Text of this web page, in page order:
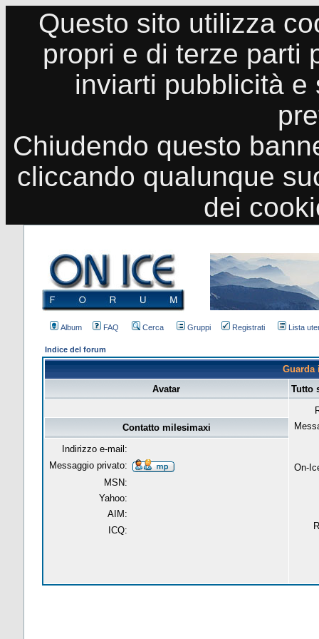
Questo sito utilizza
propri e di terze parti
inviarti pubblicità
Chiudendo questo
cliccando qualunque
dei
Album FAQ Cerca Gruppi Registrati Lista
Indice del forum
Avatar
Tutto
On-
Contatto milesimaxi
Indirizzo e-mail:
Messaggio privato:
MSN:
Yahoo:
AIM:
ICQ: